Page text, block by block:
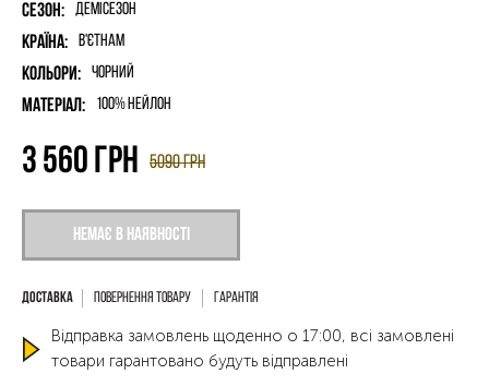
Сезон: Демісезон
Країна: В'єтнам
Кольори: Чорний
Матеріал: 100% нейлон
Немає в наявності
5090грн
3 560 грн
Повернення товару Гарантія
Відправка замовлень щоденно о 17:00, всі замовлені
товари гарантовано будуть відправлені